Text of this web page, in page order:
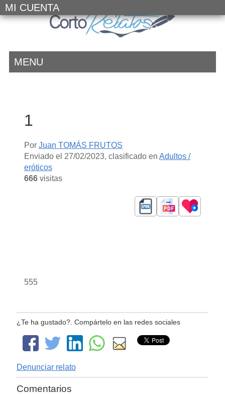
MI CUENTA
MENU
1
Por Juan TOMÁS FRUTOS
Enviado el 27/02/2023, clasificado en Adultos /
eróticos
666visitas
555
¿Te ha gustado?. Compártelo en las redes sociales
Denunciar relato
Comentarios